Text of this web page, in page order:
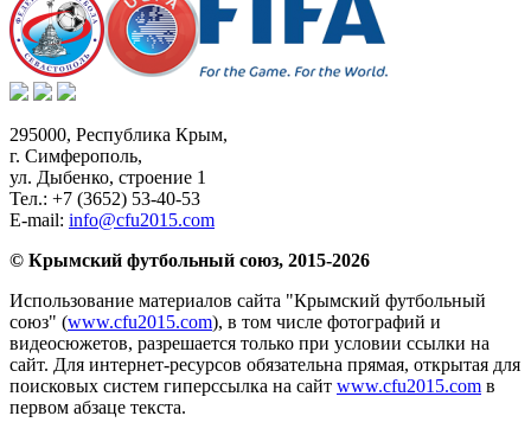
295000, Республика Крым,
г. Симферополь,
ул. Дыбенко, строение 1
Тел.: +7 (3652) 53-40-53
E-mail: info@cfu2015.com
© Крымский футбольный союз, 2015-2026
Использование материалов сайта "Крымский футбольный
союз" (www.cfu2015.com), в том числе фотографий и
видеосюжетов, разрешается только при условии ссылки на
сайт. Для интернет-ресурсов обязательна прямая, открытая для
поисковых систем гиперссылка на сайт www.cfu2015.com в
первом абзаце текста.